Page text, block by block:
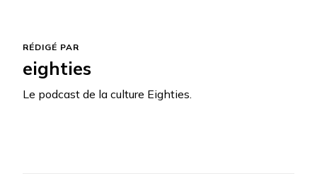
RÉDIGÉ PAR
eighties
Le podcast de la culture Eighties.